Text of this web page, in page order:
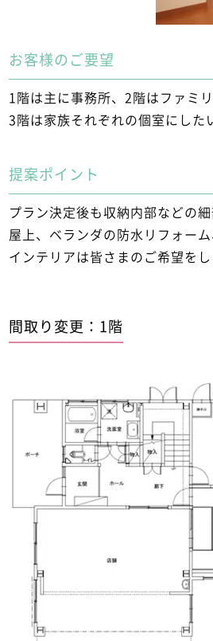
お客様のご要望
1階は主に事務所、2階はファミ
3階は家族それぞれの個室にした
提案ポイント
プラン決定後も収納内部などの
屋上、ベランダの防水リフォー
インテリアは皆さまのご希望を
間取り変更：1階